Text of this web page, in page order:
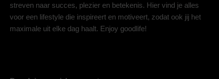
streven naar succes, plezier en betekenis. Hier vind je alles
voor een lifestyle die inspireert en motiveert, zodat ook jij het
maximale uit elke dag haalt. Enjoy goodlife!